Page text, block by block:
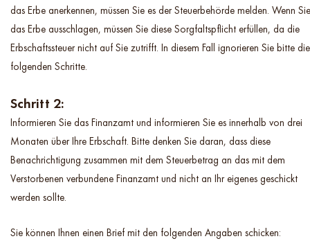
das Erbe anerkennen, müssen Sie es der Steuerbehörde melden. Wenn Sie
das Erbe ausschlagen, müssen Sie diese Sorgfaltspflicht erfüllen, da die
Erbschaftssteuer nicht auf Sie zutrifft. In diesem Fall ignorieren Sie bitte die
folgenden Schritte.
Schritt 2:
Informieren Sie das Finanzamt und informieren Sie es innerhalb von drei
Monaten über Ihre Erbschaft. Bitte denken Sie daran, dass diese
Benachrichtigung zusammen mit dem Steuerbetrag an das mit dem
Verstorbenen verbundene Finanzamt und nicht an Ihr eigenes geschickt
werden sollte.
Sie können Ihnen einen Brief mit den folgenden Angaben schicken: